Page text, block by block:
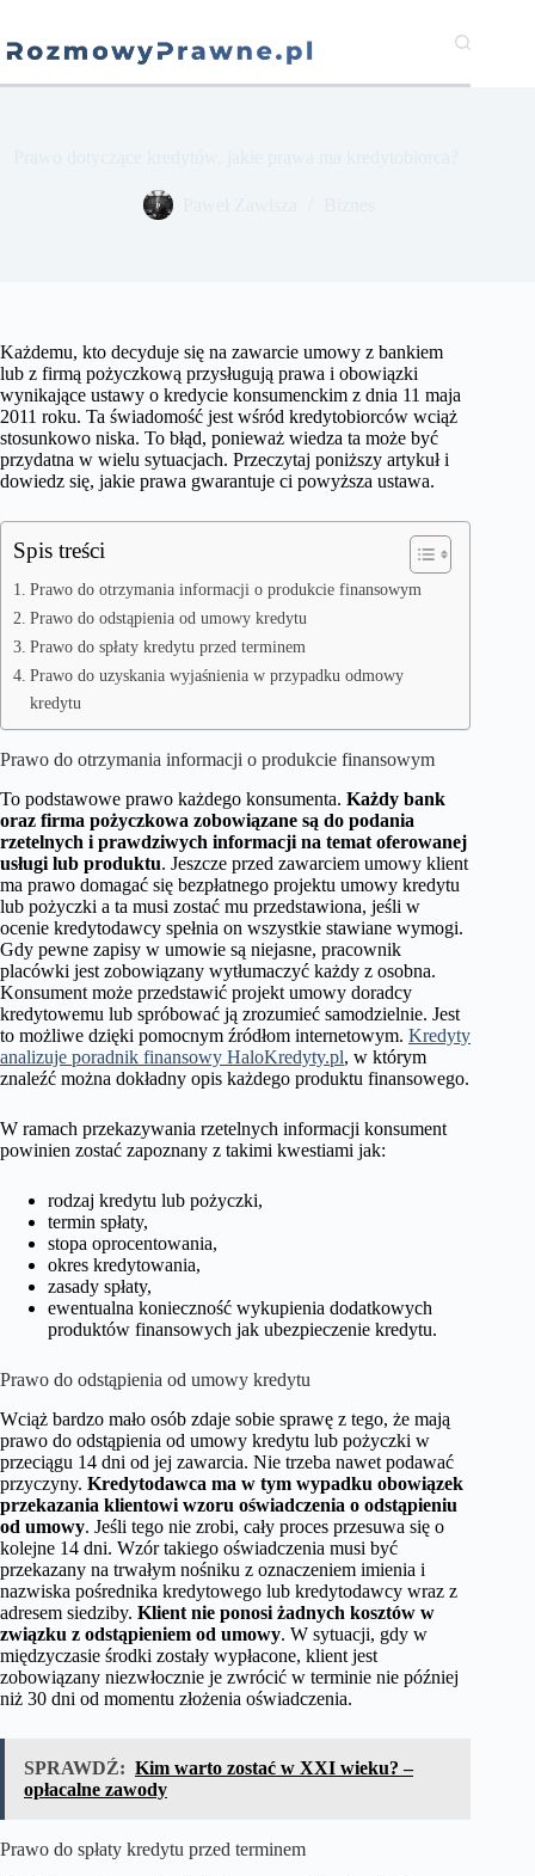
treści
Każdemu, kto decyduje się na zawarcie umowy z bankiem
lub z firmą pożyczkową przysługują prawa i obowiązki
wynikające ustawy o kredycie konsumenckim z dnia 11 maja
2011 roku. Ta świadomość jest wśród kredytobiorców wciąż
stosunkowo niska. To błąd, ponieważ wiedza ta może być
przydatna w wielu sytuacjach. Przeczytaj poniższy artykuł i
dowiedz się, jakie prawa gwarantuje ci powyższa ustawa.
Spis treści
Prawo do otrzymania informacji o produkcie finansowym
Prawo do odstąpienia od umowy kredytu
Prawo do spłaty kredytu przed terminem
Prawo do uzyskania wyjaśnienia w przypadku odmowy
kredytu
Prawo do otrzymania informacji o produkcie finansowym
To podstawowe prawo każdego konsumenta. Każdy bank
oraz firma pożyczkowa zobowiązane są do podania
rzetelnych i prawdziwych informacji na temat oferowanej
usługi lub produktu. Jeszcze przed zawarciem umowy klient
ma prawo domagać się bezpłatnego projektu umowy kredytu
lub pożyczki a ta musi zostać mu przedstawiona, jeśli w
ocenie kredytodawcy spełnia on wszystkie stawiane wymogi.
Gdy pewne zapisy w umowie są niejasne, pracownik
placówki jest zobowiązany wytłumaczyć każdy z osobna.
Konsument może przedstawić projekt umowy doradcy
kredytowemu lub spróbować ją zrozumieć samodzielnie. Jest
to możliwe dzięki pomocnym źródłom internetowym. Kredyty
analizuje poradnik finansowy HaloKredyty.pl, w którym
znaleźć można dokładny opis każdego produktu finansowego.
W ramach przekazywania rzetelnych informacji konsument
powinien zostać zapoznany z takimi kwestiami jak:
rodzaj kredytu lub pożyczki,
termin spłaty,
stopa oprocentowania,
okres kredytowania,
zasady spłaty,
ewentualna konieczność wykupienia dodatkowych
produktów finansowych jak ubezpieczenie kredytu.
Prawo do odstąpienia od umowy kredytu
Wciąż bardzo mało osób zdaje sobie sprawę z tego, że mają
prawo do odstąpienia od umowy kredytu lub pożyczki w
przeciągu 14 dni od jej zawarcia. Nie trzeba nawet podawać
przyczyny. Kredytodawca ma w tym wypadku obowiązek
przekazania klientowi wzoru oświadczenia o odstąpieniu
od umowy. Jeśli tego nie zrobi, cały proces przesuwa się o
kolejne 14 dni. Wzór takiego oświadczenia musi być
przekazany na trwałym nośniku z oznaczeniem imienia i
nazwiska pośrednika kredytowego lub kredytodawcy wraz z
adresem siedziby. Klient nie ponosi żadnych kosztów w
związku z odstąpieniem od umowy. W sytuacji, gdy w
międzyczasie środki zostały wypłacone, klient jest
zobowiązany niezwłocznie je zwrócić w terminie nie później
niż 30 dni od momentu złożenia oświadczenia.
SPRAWDŹ: Kim warto zostać w XXI wieku? –
opłacalne zawody
Prawo do spłaty kredytu przed terminem